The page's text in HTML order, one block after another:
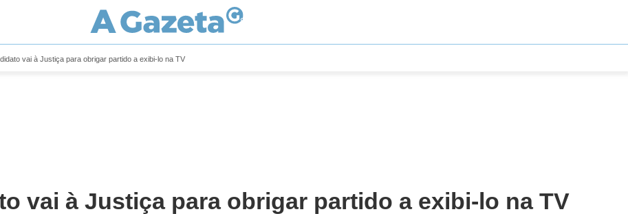
vai à Justiça para obrigar partido a exibi-lo na TV
vai à Justiça para obrigar partido a exibi-lo na TV